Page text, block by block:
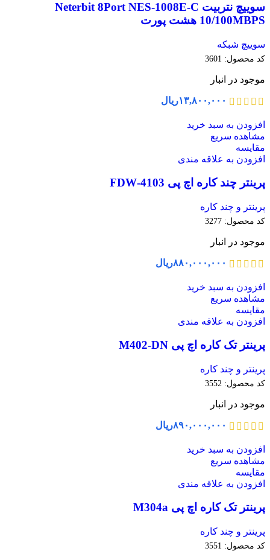
سوییچ نتربیت Neterbit 8Port NES-1008E-C
10/100MBPS هشت پورت
سوییچ شبکه
کد محصول: 3601
موجود در انبار
۱۳,۸۰۰,۰۰۰ریال
افزودن به سبد خرید
مشاهده سریع
مقایسه
افزودن به علاقه مندی
پرینتر چند کاره اچ پی 4103-FDW
پرینتر و چند کاره
کد محصول: 3277
موجود در انبار
۸۸۰,۰۰۰,۰۰۰ریال
افزودن به سبد خرید
مشاهده سریع
مقایسه
افزودن به علاقه مندی
پرینتر تک کاره اچ پی M402-DN
پرینتر و چند کاره
کد محصول: 3552
موجود در انبار
۸۹۰,۰۰۰,۰۰۰ریال
افزودن به سبد خرید
مشاهده سریع
مقایسه
افزودن به علاقه مندی
پرینتر تک کاره اچ پی M304a
پرینتر و چند کاره
کد محصول: 3551